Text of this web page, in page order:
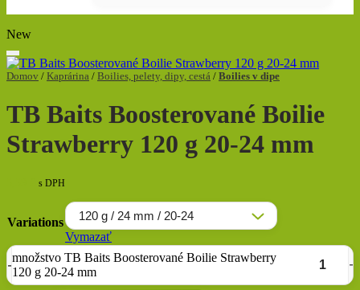
New
Domov / Kaprárina / Boilies, pelety, dipy, cestá / Boilies v dipe
TB Baits Boosterované Boilie
Strawberry 120 g 20-24 mm
s DPH
Variations
Vymazať
množstvo TB Baits Boosterované Boilie Strawberry
120 g 20-24 mm